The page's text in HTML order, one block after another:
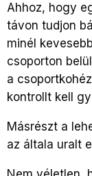
Ahhoz, hogy
távon tudjon
minél
csoporton
a
kontrollt kell
Másrészt a
az általa uralt